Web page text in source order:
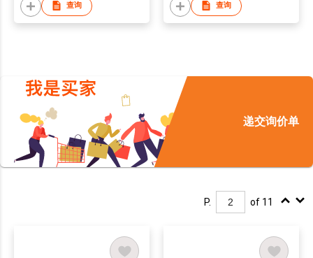
查询 查询
递交询价单
P. of 11